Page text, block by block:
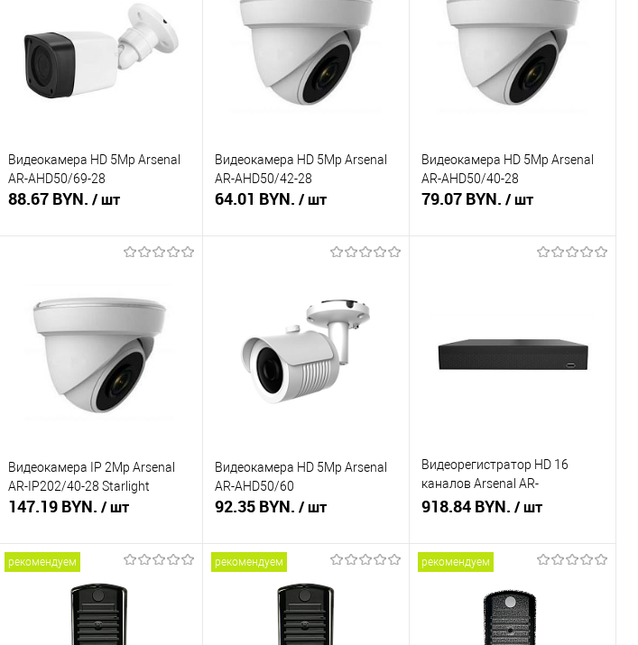
Сравнение
В избранное
Недоступно
Купить в 1 клик
Сравнение
В избранное
Недоступно
Купить в 1 клик
Сравнение
В избранное
Недоступно
Видеокамера HD 5Mp Arsenal
AR-AHD50/69-28
88.67 BYN. / шт
Купить в 1 клик
Сравнение
В избранное
Недоступно
Видеокамера HD 5Mp Arsenal
AR-AHD50/42-28
64.01 BYN. / шт
Сравнение
В избранное
Недоступно
Видеокамера HD 5Mp Arsenal
AR-AHD50/40-28
79.07 BYN. / шт
В избранное
Недоступно
Видеокамера IP 2Mp Arsenal
AR-IP202/40-28 Starlight
147.19 BYN. / шт
Подписаться
Купить в 1 клик
Сравнение
Видеокамера HD 5Mp Arsenal
AR-AHD50/60
92.35 BYN. / шт
Подписаться
Купить в 1 клик
Сравнение
Видеорегистратор HD 16
каналов Arsenal AR-
XVR0216BD
918.84 BYN. / шт
Купить в 1 клик
Сравнение
рекомендуем рекомендуем рекомендуем